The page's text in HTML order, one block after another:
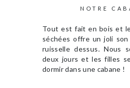
NOTRE
Tout est fait en bois et
séchées offre un joli
ruisselle dessus. Nous
deux jours et les filles
dormir dans une cabane !